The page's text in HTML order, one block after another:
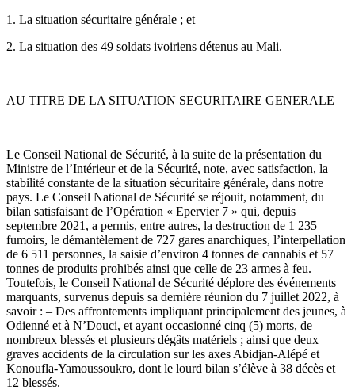
1. La situation sécuritaire générale ; et
2. La situation des 49 soldats ivoiriens détenus au Mali.
AU TITRE DE LA SITUATION SECURITAIRE GENERALE
Le Conseil National de Sécurité, à la suite de la présentation du
Ministre de l’Intérieur et de la Sécurité, note, avec satisfaction, la
stabilité constante de la situation sécuritaire générale, dans notre
pays. Le Conseil National de Sécurité se réjouit, notamment, du
bilan satisfaisant de l’Opération « Epervier 7 » qui, depuis
septembre 2021, a permis, entre autres, la destruction de 1 235
fumoirs, le démantèlement de 727 gares anarchiques, l’interpellation
de 6 511 personnes, la saisie d’environ 4 tonnes de cannabis et 57
tonnes de produits prohibés ainsi que celle de 23 armes à feu.
Toutefois, le Conseil National de Sécurité déplore des événements
marquants, survenus depuis sa dernière réunion du 7 juillet 2022, à
savoir : – Des affrontements impliquant principalement des jeunes, à
Odienné et à N’Douci, et ayant occasionné cinq (5) morts, de
nombreux blessés et plusieurs dégâts matériels ; ainsi que deux
graves accidents de la circulation sur les axes Abidjan-Alépé et
Konoufla-Yamoussoukro, dont le lourd bilan s’élève à 38 décès et
12 blessés.